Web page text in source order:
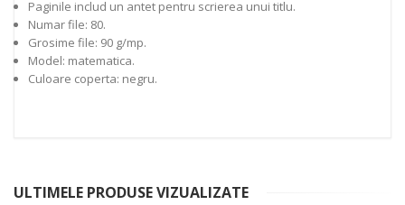
Paginile includ un antet pentru scrierea unui titlu.
Numar file: 80.
Grosime file: 90 g/mp.
Model: matematica.
Culoare coperta: negru.
ULTIMELE PRODUSE VIZUALIZATE